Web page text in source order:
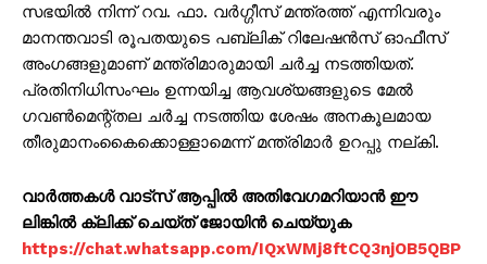
സഭയിൽ നിന്ന് റവ. ഫാ. വർഗ്ഗീസ് മന്ത്രത്ത് എന്നിവരും
മാനന്തവാടി രൂപതയുടെ പബ്ലിക് റിലേഷൻസ് ഓഫീസ്
അംഗങ്ങളുമാണ് മന്ത്രിമാരുമായി ചർച്ച നടത്തിയത്.
പ്രതിനിധിസംഘം ഉന്നയിച്ച ആവശ്യങ്ങളുടെ മേൽ
ഗവൺമെന്റ്തല ചർച്ച നടത്തിയ ശേഷം അനകൂലമായ
തീരുമാനംകൈക്കൊള്ളാമെന്ന് മന്ത്രിമാർ ഉറപ്പു നല്കി.
വാർത്തകൾ വാട്സ് ആപ്പിൽ അതിവേഗമറിയാൻ ഈ
ലിങ്കിൽ ക്ലിക്ക് ചെയ്ത് ജോയിൻ ചെയ്യുക
https://chat.whatsapp.com/IQxWMj8ftCQ3njOB5QBP